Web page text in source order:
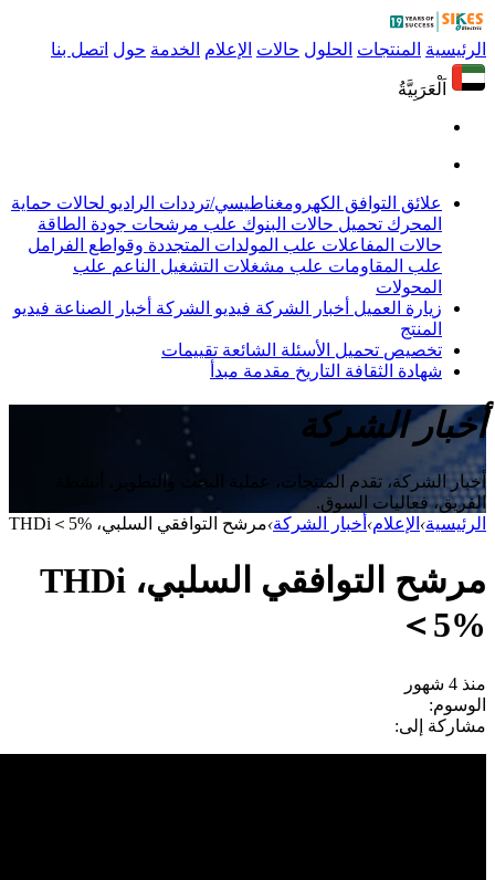
الرئيسية المنتجات الحلول حالات الإعلام الخدمة حول اتصل بنا
اَلْعَرَبِيَّةُ
علائق التوافق الكهرومغناطيسي/ترددات الراديو لحالات حماية
المحرك تحميل حالات البنوك علب مرشحات جودة الطاقة
حالات المفاعلات علب المولدات المتجددة وقواطع الفرامل
علب المقاومات علب مشغلات التشغيل الناعم علب
المحولات
زيارة العميل أخبار الشركة فيديو الشركة أخبار الصناعة فيديو
المنتج
تخصيص تحميل الأسئلة الشائعة تقييمات
شهادة الثقافة التاريخ مقدمة مبدأ
أخبار الشركة
أخبار الشركة، تقدم المنتجات، عملية البحث والتطوير، أنشطة
الفريق، فعاليات السوق.
الرئيسية› الإعلام› أخبار الشركة›مرشح التوافقي السلبي، THDi＜5%
مرشح التوافقي السلبي، THDi
＜5%
منذ 4 شهور
الوسوم:
مشاركة إلى: